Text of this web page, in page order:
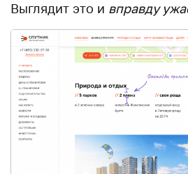
Выглядит это и вправду